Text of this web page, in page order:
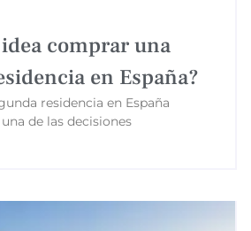
comprar una
en España?
residencia en España
de las decisiones